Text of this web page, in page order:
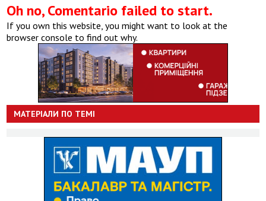
Oh no, Comentario failed to start.
If you own this website, you might want to look at the
browser console to find out why.
МАТЕРІАЛИ ПО ТЕМІ